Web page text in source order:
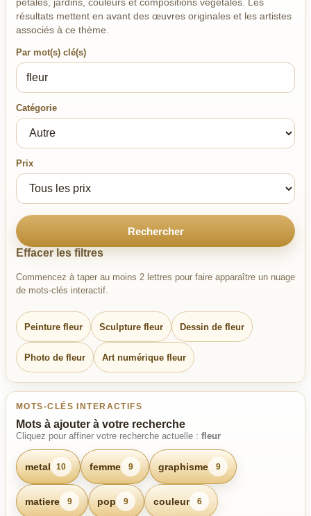
résultats mettent en avant des œuvres originales et les artistes
associés à ce thème.
Par mot(s) clé(s)
Catégorie
Prix
Rechercher
Effacer les filtres
Commencez à taper au moins 2 lettres pour faire apparaître un nuage
de mots-clés interactif.
Peinture fleur Sculpture fleur Dessin de fleur
Photo de fleur Art numérique fleur
MOTS-CLÉS INTERACTIFS
Mots à ajouter à votre recherche
Cliquez pour affiner votre recherche actuelle : fleur
metal 10 femme 9 graphisme 9
matiere 9 pop 9 couleur 6